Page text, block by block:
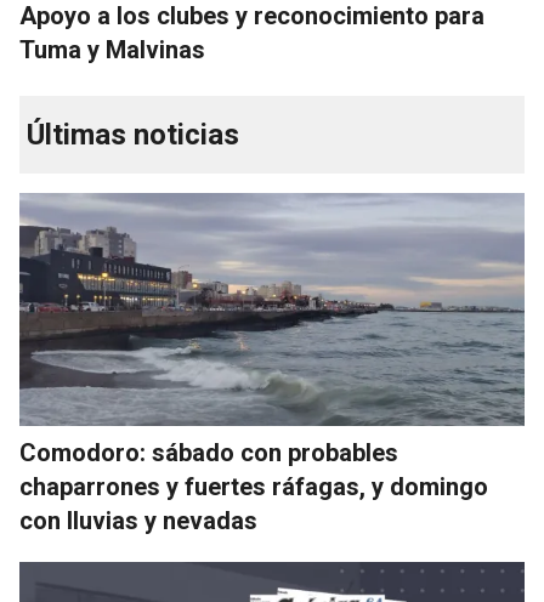
Apoyo a los clubes y reconocimiento para
Tuma y Malvinas
Últimas noticias
Comodoro: sábado con probables
chaparrones y fuertes ráfagas, y domingo
con lluvias y nevadas